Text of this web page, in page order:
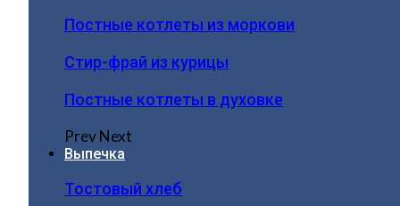
Постные котлеты из моркови
Стир-фрай из курицы
Постные котлеты в духовке
PrevNext
Выпечка
Тостовый хлеб